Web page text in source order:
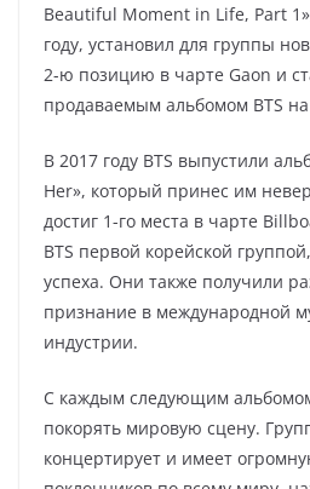
Beautiful Moment in Life, Part
году, установил для группы
2-ю позицию в чарте Gaon и
продаваемым альбомом BTS
В 2017 году BTS выпустили
Her», который принес им
достиг 1-го места в чарте
BTS первой корейской
успеха. Они также получили
признание в международной
индустрии.
С каждым следующим
покорять мировую сцену.
концертирует и имеет